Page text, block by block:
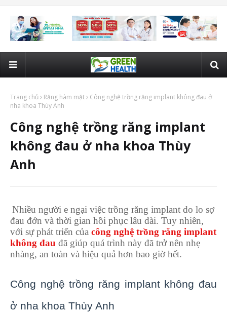
Trang chủ Răng hàm mặt
Công nghệ trồng răng implant không đau ở
nha khoa Thùy Anh
Công nghệ trồng răng implant
không đau ở nha khoa Thùy
Anh
Nhiều người e ngại việc trồng răng implant do lo sợ
đau đớn và thời gian hồi phục lâu dài. Tuy nhiên,
với sự phát triển của công nghệ trồng răng implant
không đau đã giúp quá trình này đã trở nên nhẹ
nhàng, an toàn và hiệu quả hơn bao giờ hết.
Công nghệ trồng răng implant không đau
ở nha khoa Thùy Anh